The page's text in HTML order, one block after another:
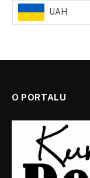
UAH
O PORTALU